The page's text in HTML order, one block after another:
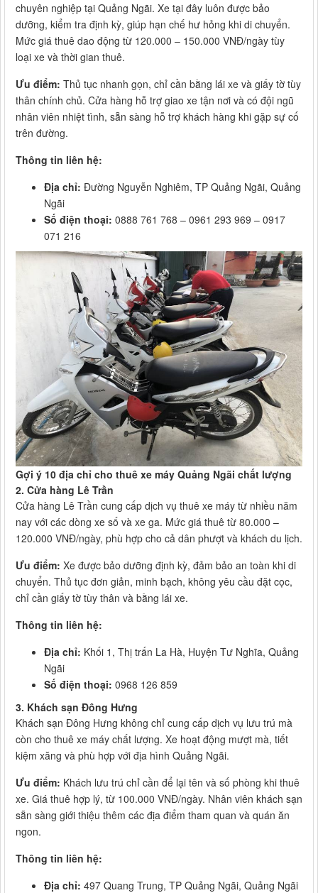
chuyên nghiệp tại Quảng Ngãi. Xe tại đây luôn được bảo
dưỡng, kiểm tra định kỳ, giúp hạn chế hư hỏng khi di chuyển.
Mức giá thuê dao động từ 120.000 – 150.000 VNĐ/ngày tùy
loại xe và thời gian thuê.
Ưu điểm: Thủ tục nhanh gọn, chỉ cần bằng lái xe và giấy tờ tùy
thân chính chủ. Cửa hàng hỗ trợ giao xe tận nơi và có đội ngũ
nhân viên nhiệt tình, sẵn sàng hỗ trợ khách hàng khi gặp sự cố
trên đường.
Thông tin liên hệ:
Địa chỉ: Đường Nguyễn Nghiêm, TP Quảng Ngãi, Quảng
Ngãi
Số điện thoại: 0888 761 768 – 0961 293 969 – 0917
071 216
Gợi ý 10 địa chỉ cho thuê xe máy Quảng Ngãi chất lượng
2. Cửa hàng Lê Trần
Cửa hàng Lê Trần cung cấp dịch vụ thuê xe máy từ nhiều năm
nay với các dòng xe số và xe ga. Mức giá thuê từ 80.000 –
120.000 VNĐ/ngày, phù hợp cho cả dân phượt và khách du lịch.
Ưu điểm: Xe được bảo dưỡng định kỳ, đảm bảo an toàn khi di
chuyển. Thủ tục đơn giản, minh bạch, không yêu cầu đặt cọc,
chỉ cần giấy tờ tùy thân và bằng lái xe.
Thông tin liên hệ:
Địa chỉ: Khối 1, Thị trấn La Hà, Huyện Tư Nghĩa, Quảng
Ngãi
Số điện thoại: 0968 126 859
3. Khách sạn Đông Hưng
Khách sạn Đông Hưng không chỉ cung cấp dịch vụ lưu trú mà
còn cho thuê xe máy chất lượng. Xe hoạt động mượt mà, tiết
kiệm xăng và phù hợp với địa hình Quảng Ngãi.
Ưu điểm: Khách lưu trú chỉ cần để lại tên và số phòng khi thuê
xe. Giá thuê hợp lý, từ 100.000 VNĐ/ngày. Nhân viên khách sạn
sẵn sàng giới thiệu thêm các địa điểm tham quan và quán ăn
ngon.
Thông tin liên hệ:
Địa chỉ: 497 Quang Trung, TP Quảng Ngãi, Quảng Ngãi